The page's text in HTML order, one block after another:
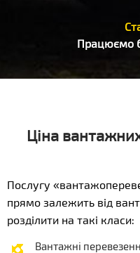
Працюємо
Ціна
Послугу
прямо залежить від
розділити на такі класи:
Вантажні